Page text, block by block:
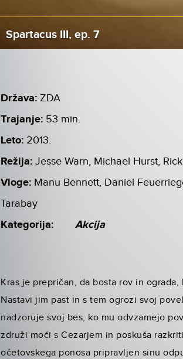
Spartacus III, ep. 7
Država: ZDA
Trajanje: 53 min.
Leto: 2013.
Režija: Jesse Warn, Michael Hurst,
Vloge: Manu Bennett, Daniel
Tarabay
Kategorija: Akcija
Kras je prepričan, da bosta rov in
Nastavi jim past in s tem ogrozi svoj
nadzoruje svoj bes, ko mu odvzamejo
združi moči s Cezarjem in poskuša
očetovskega ponosa pripravljen sinu